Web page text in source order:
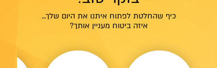
כיף שהחלטת לפתוח איתנו את היום שלך...
איזה ביטוח מעניין אותך?